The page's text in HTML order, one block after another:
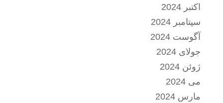
اکتبر 2024
سپتامبر 2024
آگوست 2024
جولای 2024
ژوئن 2024
می 2024
مارس 2024